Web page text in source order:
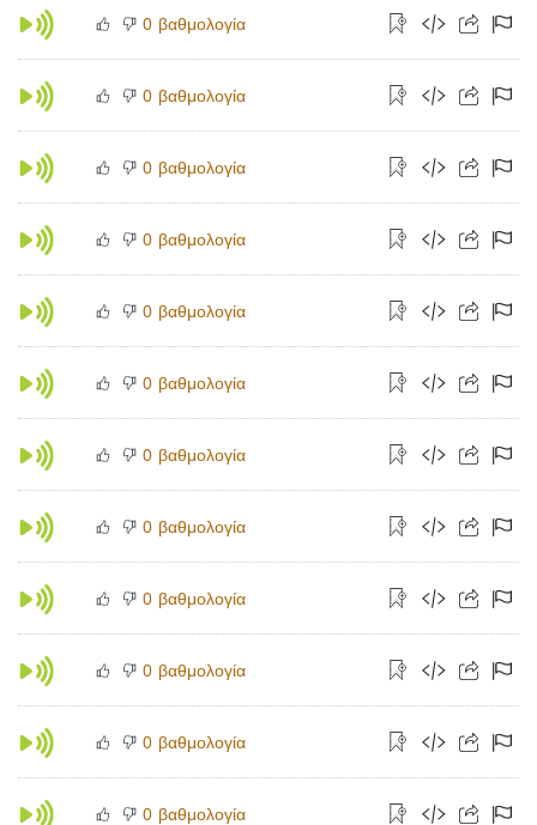
0 βαθμολογία
0 βαθμολογία
0 βαθμολογία
0 βαθμολογία
0 βαθμολογία
0 βαθμολογία
0 βαθμολογία
0 βαθμολογία
0 βαθμολογία
0 βαθμολογία
0 βαθμολογία
0 βαθμολογία